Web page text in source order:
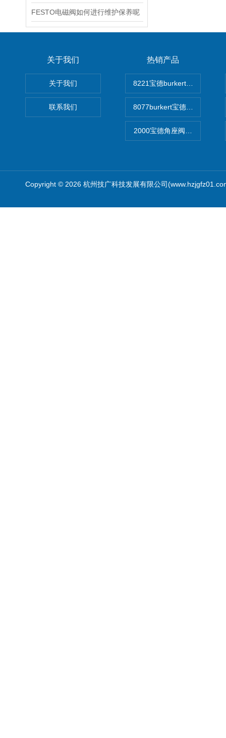
FESTO电磁阀如何进行维护保养呢
关于我们
关于我们
联系我们
热销产品
8221宝德burkert电导率探头
8077burkert宝德椭圆齿轮脉
2000宝德角座阀德国宝帝
Copyright © 2026 杭州技广科技发展有限公司